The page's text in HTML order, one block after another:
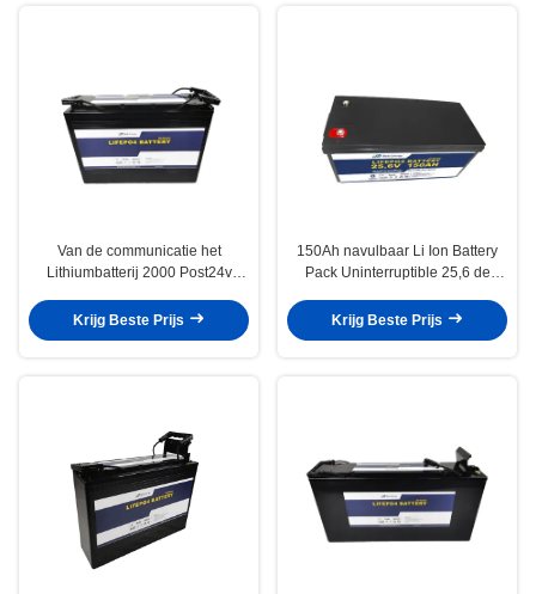
Van de communicatie het
Lithiumbatterij 2000 Post24v
Krijg Beste Prijs
150Ah navulbaar Li Ion Battery
Pack Uninterruptible 25,6 de
Krijg Beste Prijs